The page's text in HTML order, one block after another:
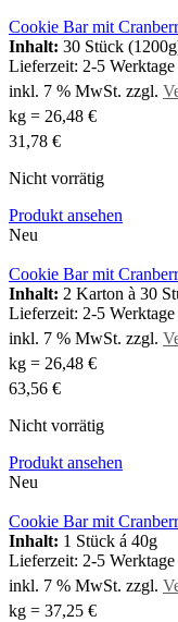
Cookie Bar mit
Inhalt: 30 Stück
Lieferzeit: 2-5 Werktage
inkl. 7 % MwSt. zzgl.
kg = 26,48 €
31,78 €
Nicht vorrätig
Produkt ansehen
Neu
Cookie Bar mit
Inhalt: 2 Karton à 30
Lieferzeit: 2-5 Werktage
inkl. 7 % MwSt. zzgl.
kg = 26,48 €
63,56 €
Nicht vorrätig
Produkt ansehen
Neu
Cookie Bar mit
Inhalt: 1 Stück á 40g
Lieferzeit: 2-5 Werktage
inkl. 7 % MwSt. zzgl.
kg = 37,25 €